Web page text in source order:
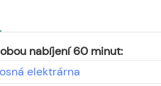
nabíjení 60 minut:
elektrárna